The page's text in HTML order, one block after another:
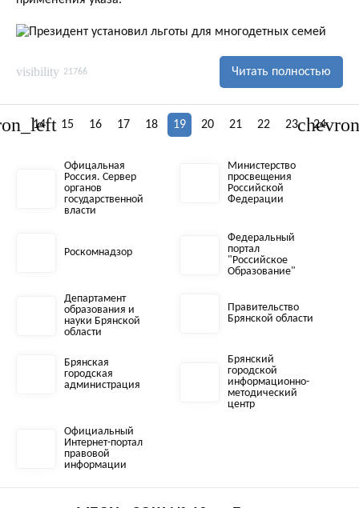
visibility 21766 Читать полностью
14 15 16 17 18 19 20 21 22 23 24
Офицальная
Россия. Сервер
органов
государственной
власти
Министерство
просвещения
Российской
Федерации
Роскомнадзор
Федеральный
портал
"Российское
Образование"
Департамент
образования и
науки Брянской
области
Правительство
Брянской области
Брянская
городская
администрация
Брянский
городской
информационно-
методический
центр
Официальный
Интернет-портал
правовой
информации